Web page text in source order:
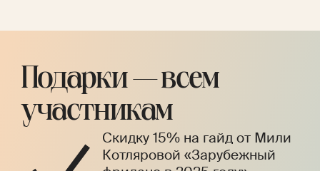
Подарки — всем
участникам
Скидку 15% на гайд от Мили
Котляровой «Зарубежный